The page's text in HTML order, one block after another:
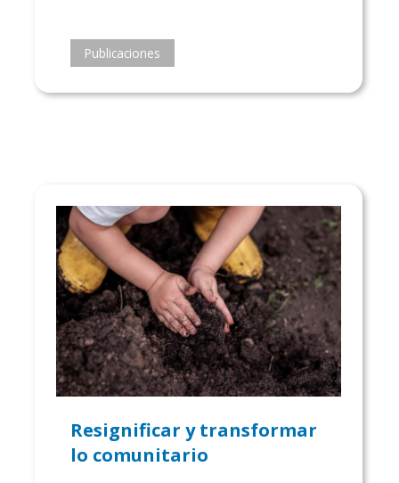
Publicaciones
Resignificar y transformar
lo comunitario